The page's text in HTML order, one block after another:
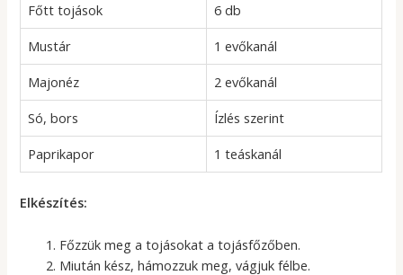
Főtt tojások
6 db
Mustár
1 evőkanál
Majonéz
2 evőkanál
Só, bors
Ízlés szerint
Paprikapor
1 teáskanál
Elkészítés:
Főzzük meg a tojásokat a tojásfőzőben.
Miután kész, hámozzuk meg, vágjuk félbe.